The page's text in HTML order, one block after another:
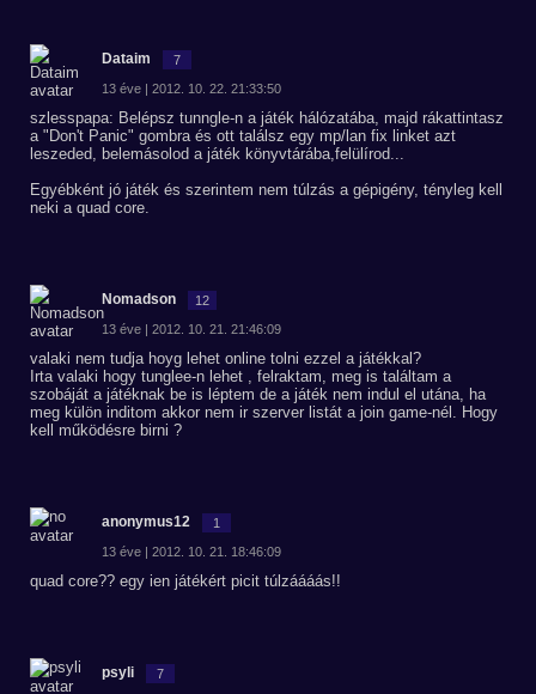
Dataim 7
13 éve | 2012. 10. 22. 21:33:50
szlesspapa: Belépsz tunngle-n a játék hálózatába, majd rákattintasz
a "Don't Panic" gombra és ott találsz egy mp/lan fix linket azt
leszeded, belemásolod a játék könyvtárába,felülírod...
Egyébként jó játék és szerintem nem túlzás a gépigény, tényleg kell
neki a quad core.
Nomadson 12
13 éve | 2012. 10. 21. 21:46:09
valaki nem tudja hoyg lehet online tolni ezzel a játékkal?
Irta valaki hogy tunglee-n lehet , felraktam, meg is találtam a
szobáját a játéknak be is léptem de a játék nem indul el utána, ha
meg külön inditom akkor nem ir szerver listát a join game-nél. Hogy
kell működésre birni ?
anonymus12 1
13 éve | 2012. 10. 21. 18:46:09
quad core?? egy ien játékért picit túlzáááás!!
psyli 7